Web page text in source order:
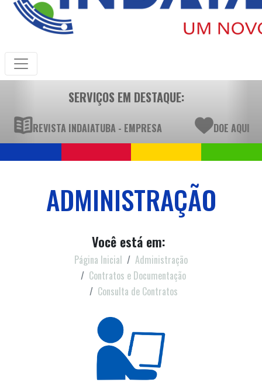
SERVIÇOS EM DESTAQUE:
REVISTA INDAIATUBA - EMPRESA DOE AQUI
ADMINISTRAÇÃO
Você está em:
Página Inicial
Administração
Contratos e Documentação
Consulta de Contratos